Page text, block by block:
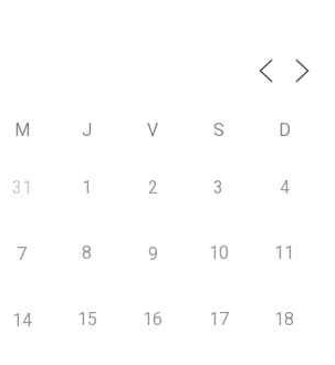
M J V S D
31 1 2 3 4
7 8 9 10 11
14 15 16 17 18